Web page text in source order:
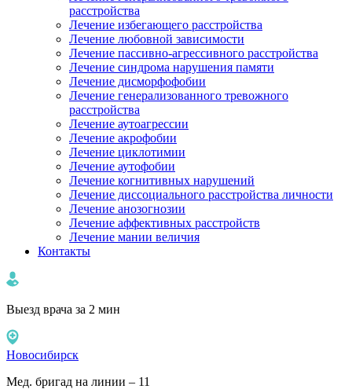
расстройства
Лечение избегающего расстройства
Лечение любовной зависимости
Лечение пассивно-агрессивного расстройства
Лечение синдрома нарушения памяти
Лечение дисморфофобии
Лечение генерализованного тревожного
расстройства
Лечение аутоагрессии
Лечение акрофобии
Лечение циклотимии
Лечение аутофобии
Лечение когнитивных нарушений
Лечение диссоциального расстройства личности
Лечение анозогнозии
Лечение аффективных расстройств
Лечение мании величия
Контакты
Выезд врача за 2 мин
Новосибирск
Мед. бригад на линии – 11